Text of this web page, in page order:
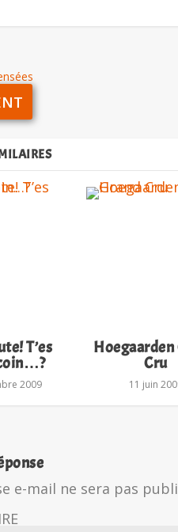
T’es
2009
Hoegaarden
Cru
11 juin
e-mail ne sera pas